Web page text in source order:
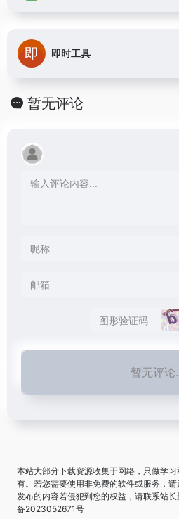
即时工具
暂无评论
暂无评论
本站大部分下载资源收集于网络，只做学
有。若您需要使用非免费的软件或服务，
发布的内容若侵犯到您的权益，请联系站长
备2023052671号